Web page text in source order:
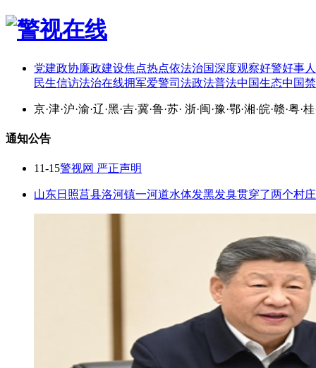
党建政协廉政建设焦点热点依法治国深度观察好警好事
民生信访法治在线拥军爱警司法政法普法中国生态中国
京·津·沪·渝·辽·黑·吉·冀·鲁·苏· 浙·闽·豫·鄂·湘·皖·赣·粤·桂
通知公告
11-15警视网 严正声明
山东日照莒县洛河镇一河道水体发黑发臭贯穿了两个村